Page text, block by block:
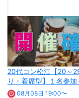
20代コン松江【20～
り・着席型】１名参加
08月08日 19:00〜